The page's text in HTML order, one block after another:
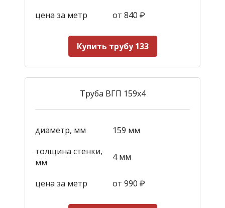
цена за метр от 840 ₽
Купить трубу 133
Труба ВГП 159х4
диаметр, мм
159 мм
толщина стенки,
мм
4 мм
цена за метр от 990 ₽